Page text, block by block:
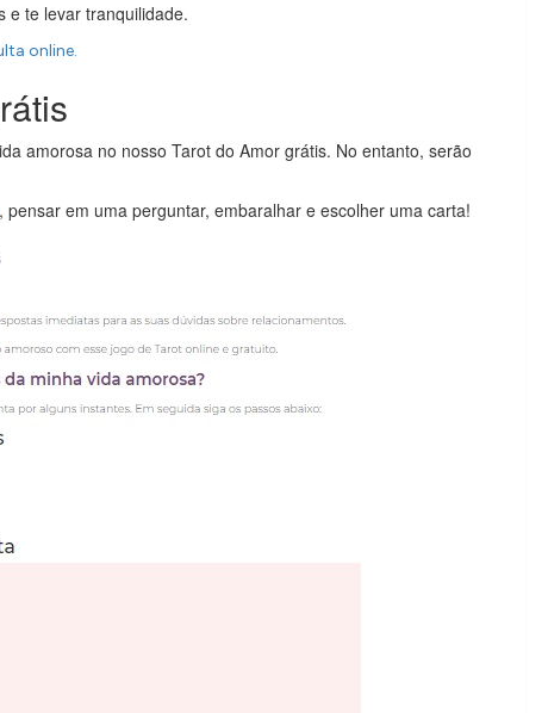
e te levar tranquilidade.
online.
amorosa no nosso Tarot do Amor grátis. No entanto, serão
, pensar em uma perguntar, embaralhar e escolher uma carta!